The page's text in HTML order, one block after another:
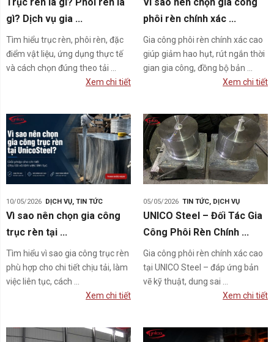
gì? Dịch vụ gia ...
Tìm hiểu trục rèn, phôi rèn, đặc
điểm vật liệu, ứng dụng thực tế
và cách chọn đúng theo tải ...
Xem chi tiết
phôi rèn chính xác ...
Gia công phôi rèn chính xác cao
giúp giảm hao hụt, rút ngắn thời
gian gia công, đồng bộ bản ...
Xem chi tiết
10/05/2026 DỊCH VỤ, TIN TỨC
Vì sao nên chọn gia công
trục rèn tại ...
Tìm hiểu vì sao gia công trục rèn
phù hợp cho chi tiết chịu tải, làm
việc liên tục, cách ...
Xem chi tiết
05/05/2026 TIN TỨC, DỊCH VỤ
UNICO Steel – Đối Tác Gia
Công Phôi Rèn Chính ...
Gia công phôi rèn chính xác cao
tại UNICO Steel – đáp ứng bản
vẽ kỹ thuật, dung sai ...
Xem chi tiết